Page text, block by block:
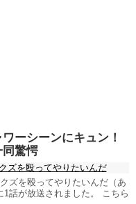
ワーシーンにキュン！
同驚愕
ズを殴ってやりたいんだ
ズを殴ってやりたいんだ（あ
1話が放送されました。 こちら